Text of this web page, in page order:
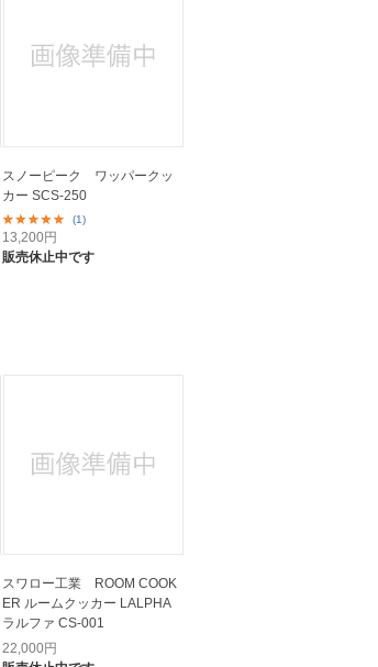
スノーピーク ワッパークッ
カー SCS-250
(1)
13,200円
販売休止中です
スワロー工業 ROOM COOK
ER ルームクッカー LALPHA
ラルファ CS-001
22,000円